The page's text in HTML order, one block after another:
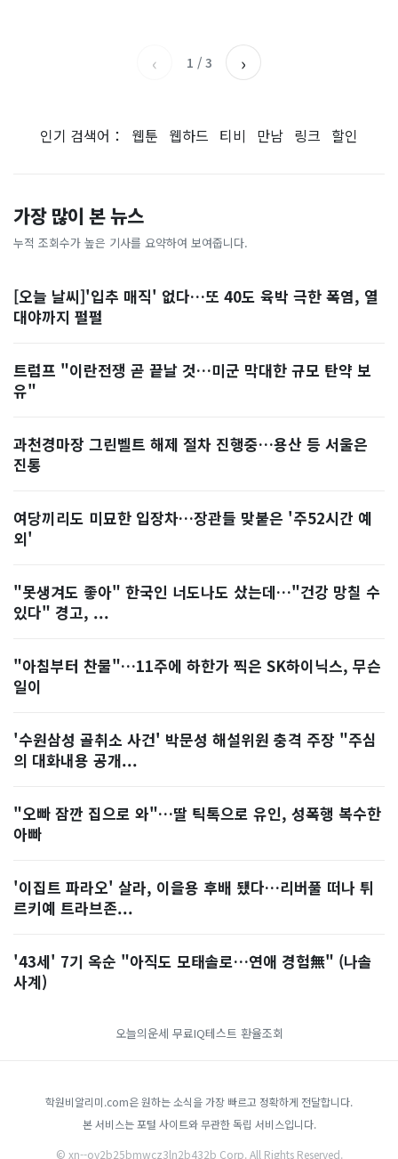
‹ 1 / 3 ›
인기 검색어： 웹툰 웹하드 티비 만남 링크 할인
가장 많이 본 뉴스
누적 조회수가 높은 기사를 요약하여 보여줍니다.
[오늘 날씨]'입추 매직' 없다…또 40도 육박 극한 폭염, 열
대야까지 펄펄
트럼프 "이란전쟁 곧 끝날 것…미군 막대한 규모 탄약 보
유"
과천경마장 그린벨트 해제 절차 진행중…용산 등 서울은
진통
여당끼리도 미묘한 입장차…장관들 맞붙은 '주52시간 예
외'
"못생겨도 좋아" 한국인 너도나도 샀는데…"건강 망칠 수
있다" 경고, ...
"아침부터 찬물"…11주에 하한가 찍은 SK하이닉스, 무슨
일이
'수원삼성 골취소 사건' 박문성 해설위원 충격 주장 "주심
의 대화내용 공개...
"오빠 잠깐 집으로 와"…딸 틱톡으로 유인, 성폭행 복수한
아빠
'이집트 파라오' 살라, 이을용 후배 됐다…리버풀 떠나 튀
르키예 트라브존...
'43세' 7기 옥순 "아직도 모태솔로…연애 경험無" (나솔
사계)
오늘의운세 무료IQ테스트 환율조회
학원비알리미.com은 원하는 소식을 가장 빠르고 정확하게 전달합니다.
본 서비스는 포털 사이트와 무관한 독립 서비스입니다.
© xn--oy2b25bmwcz3ln2b432b Corp. All Rights Reserved.